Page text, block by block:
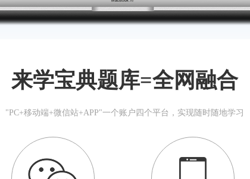
来学宝典题库=全网融合
"PC+移动端+微信站+APP"一个账户四个平台，实现随时随地学习